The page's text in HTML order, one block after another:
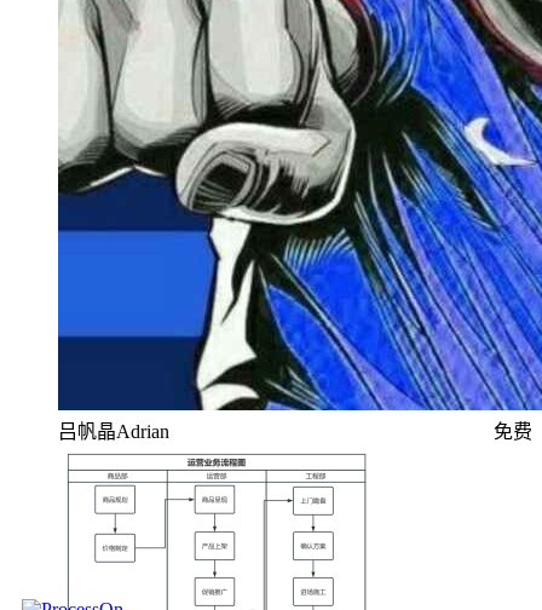
吕帆晶Adrian 免费